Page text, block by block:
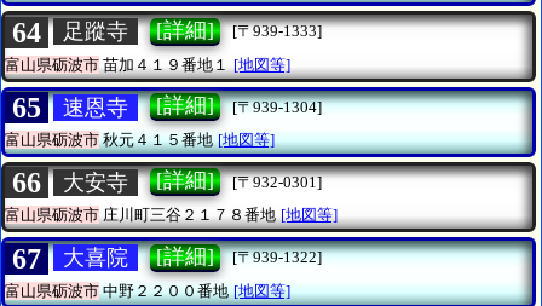
64 足蹤寺 [詳細]
[〒939-1333]
富山県砺波市 苗加４１９番地１ [地図等]
65 速恩寺 [詳細]
[〒939-1304]
富山県砺波市秋元４１５番地 [地図等]
66 大安寺 [詳細]
[〒932-0301]
富山県砺波市庄川町三谷２１７８番地 [地図等]
67 大喜院 [詳細]
[〒939-1322]
富山県砺波市中野２２００番地 [地図等]